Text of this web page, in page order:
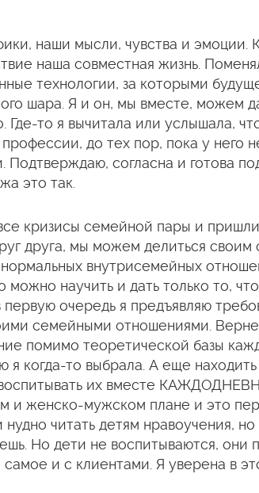
наши мысли, чувства и эмоции.
наша совместная жизнь.
технологии, за которыми
шара. Я и он, мы вместе, можем
Где-то я вычитала или услышала,
до тех пор, пока у него
Подтверждаю, согласна и готова
это так.
кризисы семейной пары и пришли
друга, мы можем делиться своим
нормальных внутрисемейных
можно научить и дать только то,
очередь я предъявляю
семейными отношениями.
помимо теоретической базы
я когда-то выбрала. А еще
их вместе
и женско-мужском плане и это
читать детям нравоучения,
Но дети не воспитываются, они
и с клиентами. Я уверена в